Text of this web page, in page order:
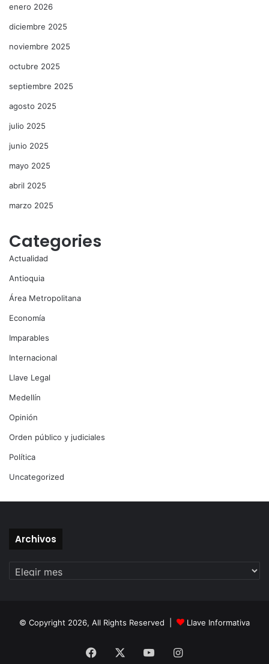
enero 2026
diciembre 2025
noviembre 2025
octubre 2025
septiembre 2025
agosto 2025
julio 2025
junio 2025
mayo 2025
abril 2025
marzo 2025
Categories
Actualidad
Antioquia
Área Metropolitana
Economía
Imparables
Internacional
Llave Legal
Medellín
Opinión
Orden público y judiciales
Política
Uncategorized
Archivos
© Copyright 2026, All Rights Reserved | Llave Informativa
Facebook YouTubeInstagram